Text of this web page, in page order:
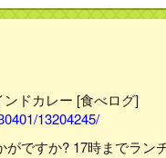
ドカレー [食べログ]
13204245/
ですか? 17時までラン